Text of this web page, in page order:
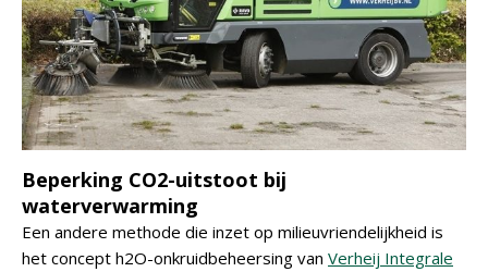
Beperking CO2-uitstoot bij
waterverwarming
Een andere methode die inzet op milieuvriendelijkheid is
het concept h2O-onkruidbeheersing van Verheij Integrale